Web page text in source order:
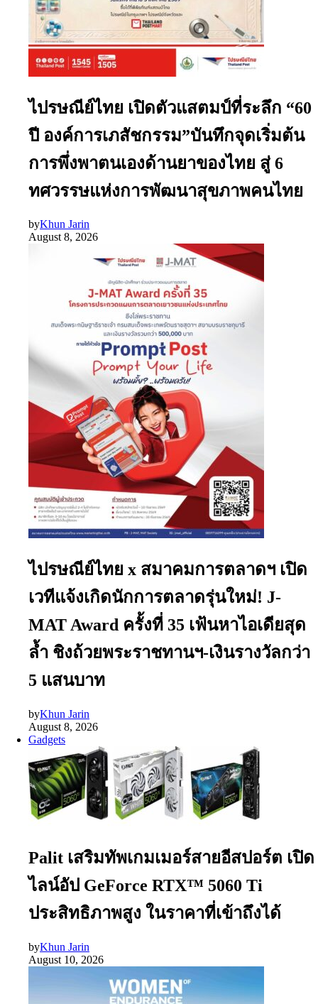
ไปรษณีย์ไทย เปิดตัวแสตมป์ที่ระลึก “60
ปี องค์การเภสัชกรรม”บันทึกจุดเริ่มต้น
การพึ่งพาตนเองด้านยาของไทย สู่ 6
ทศวรรษแห่งการพัฒนาสุขภาพคนไทย
byKhun Jarin
August 8, 2026
ไปรษณีย์ไทย x สมาคมการตลาดฯ เปิด
เวทีแจ้งเกิดนักการตลาดรุ่นใหม่! J-
MAT Award ครั้งที่ 35 เฟ้นหาไอเดียสุด
ล้ำ ชิงถ้วยพระราชทานฯ-เงินรางวัลกว่า
5 แสนบาท
byKhun Jarin
August 8, 2026
Gadgets
Palit เสริมทัพเกมเมอร์สายอีสปอร์ต เปิด
ไลน์อัป GeForce RTX™ 5060 Ti
ประสิทธิภาพสูง ในราคาที่เข้าถึงได้
byKhun Jarin
August 10, 2026